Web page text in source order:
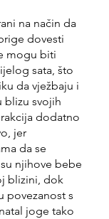
na način da
dovesti
mogu biti
sata, što
da vježbaju i
blizu svojih
dodatno
jer
da se
njihove bebe
blizini, dok
povezanost s
joge tako